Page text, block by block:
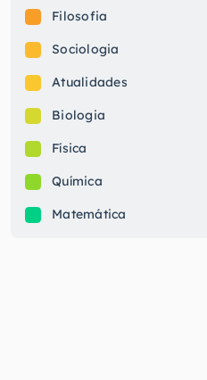
Filosofia
Sociologia
Atualidades
Biologia
Física
Química
Matemática